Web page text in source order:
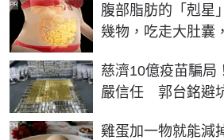
腹部脂肪的「剋星
幾物，吃走大肚囊
PR
慈濟10億疫苗騙局
嚴信任 郭台銘避
雞蛋加一物就能減
PR